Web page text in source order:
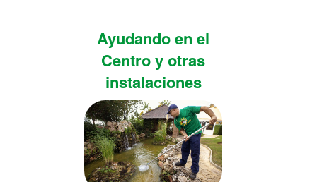
Ayudando en el
Centro y otras
instalaciones